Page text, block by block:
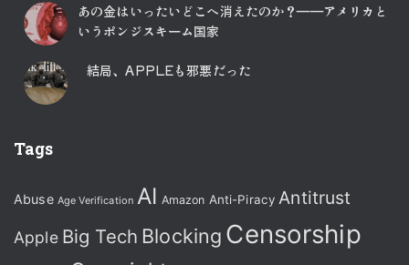
あの金はいったいどこへ消えたのか？――アメリカと
いうポンジスキーム国家
結局、APPLEも邪悪だった
Tags
Abuse Age Verification AI Amazon Anti-Piracy Antitrust
Apple Big Tech Blocking Censorship